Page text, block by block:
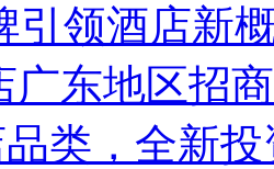
引领酒店新
广东地区招
类，全新投